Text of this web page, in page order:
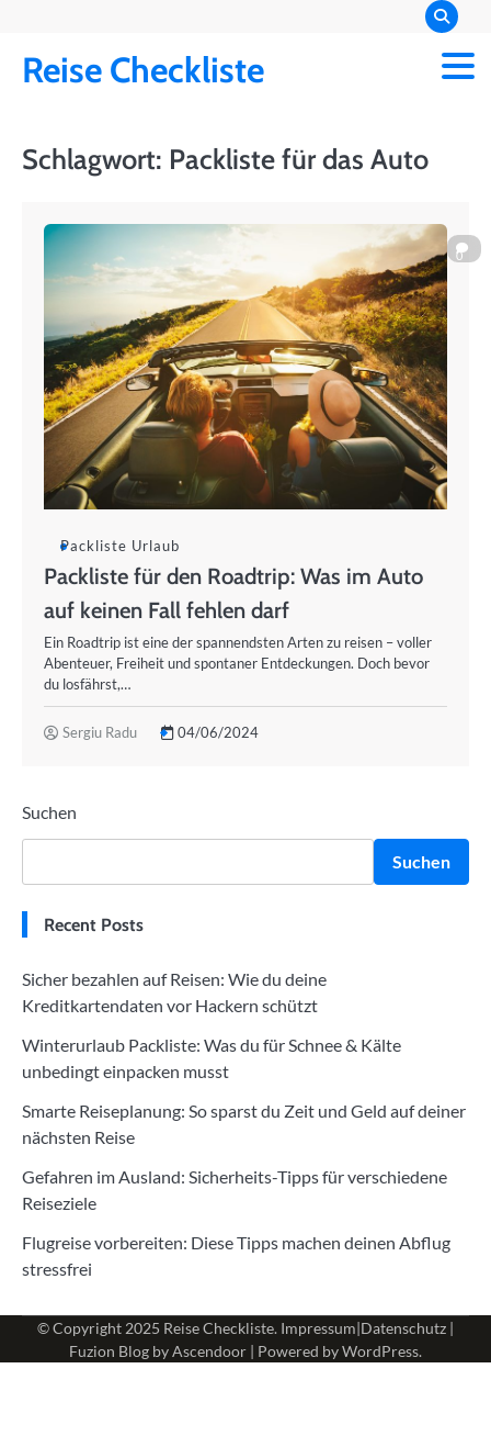
content
Reise Checkliste
Schlagwort: Packliste für das Auto
0
Packliste Urlaub
Packliste für den Roadtrip: Was im Auto
auf keinen Fall fehlen darf
Ein Roadtrip ist eine der spannendsten Arten zu reisen – voller
Abenteuer, Freiheit und spontaner Entdeckungen. Doch bevor
du losfährst,…
Sergiu Radu 04/06/2024
Suchen
Suchen
Recent Posts
Sicher bezahlen auf Reisen: Wie du deine
Kreditkartendaten vor Hackern schützt
Winterurlaub Packliste: Was du für Schnee & Kälte
unbedingt einpacken musst
Smarte Reiseplanung: So sparst du Zeit und Geld auf deiner
nächsten Reise
Gefahren im Ausland: Sicherheits-Tipps für verschiedene
Reiseziele
Flugreise vorbereiten: Diese Tipps machen deinen Abflug
stressfrei
© Copyright 2025 Reise Checkliste. Impressum|Datenschutz |
Fuzion Blog byAscendoor | Powered byWordPress.